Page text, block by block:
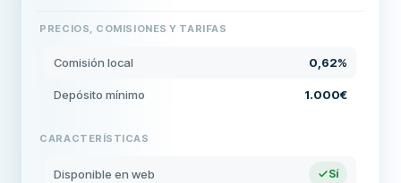
PRECIOS, COMISIONES Y TARIFAS
Comisión local 0,62%
Depósito mínimo 1.000€
CARACTERÍSTICAS
Disponible en web Sí